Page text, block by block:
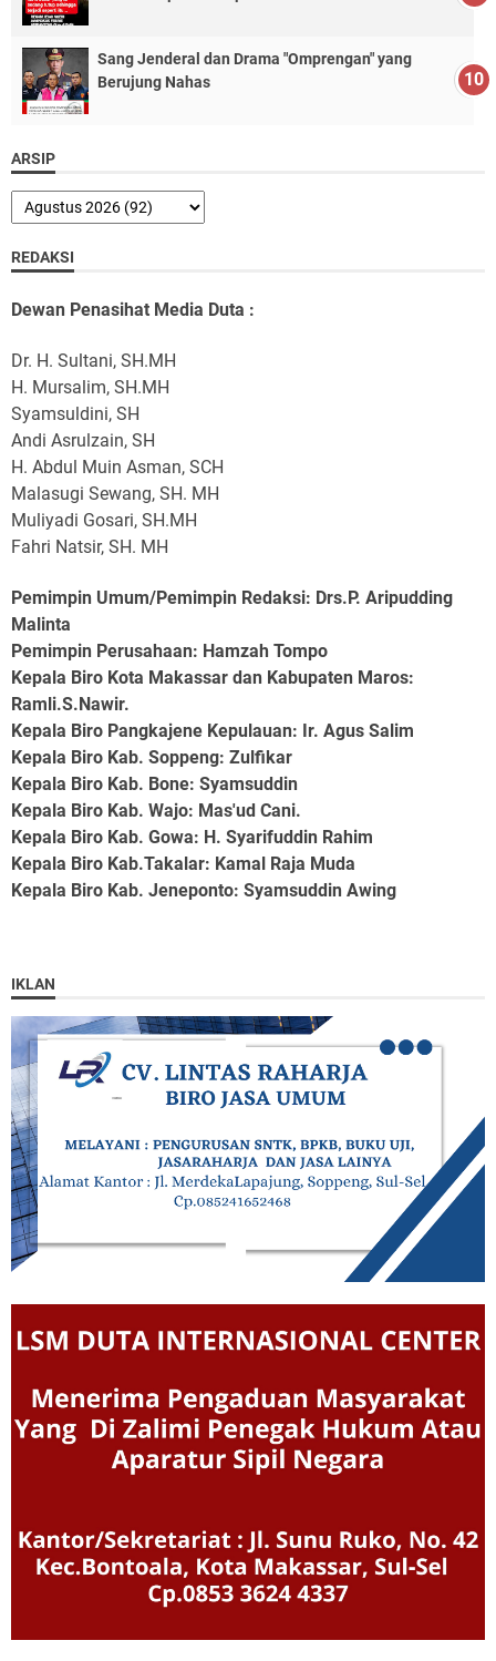
Sang Jenderal dan Drama "Omprengan" yang
Berujung Nahas
ARSIP
REDAKSI
Dewan Penasihat Media Duta :
Dr. H. Sultani, SH.MH
H. Mursalim, SH.MH
Syamsuldini, SH
Andi Asrulzain, SH
H. Abdul Muin Asman, SCH
Malasugi Sewang, SH. MH
Muliyadi Gosari, SH.MH
Fahri Natsir, SH. MH
Pemimpin Umum/Pemimpin Redaksi: Drs.P. Aripudding
Malinta
Pemimpin Perusahaan: Hamzah Tompo
Kepala Biro Kota Makassar dan Kabupaten Maros:
Ramli.S.Nawir.
Kepala Biro Pangkajene Kepulauan: Ir. Agus Salim
Kepala Biro Kab. Soppeng: Zulfikar
Kepala Biro Kab. Bone: Syamsuddin
Kepala Biro Kab. Wajo: Mas'ud Cani.
Kepala Biro Kab. Gowa: H. Syarifuddin Rahim
Kepala Biro Kab.Takalar: Kamal Raja Muda
Kepala Biro Kab. Jeneponto: Syamsuddin Awing
IKLAN